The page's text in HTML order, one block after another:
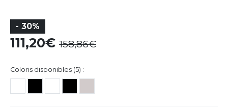
- 30%
111,20 158,86
Coloris disponibles (5) :